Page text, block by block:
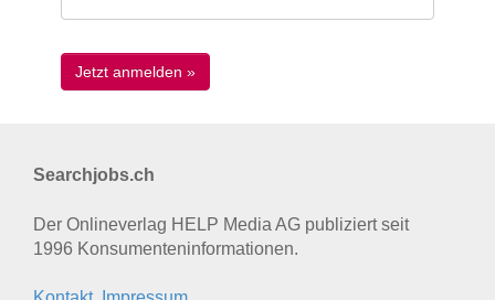
Searchjobs.ch
Der Onlineverlag HELP Media AG publiziert seit
1996 Konsumenten­informationen.